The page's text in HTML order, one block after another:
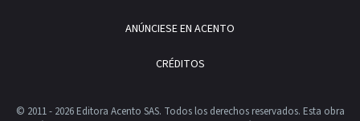
ANÚNCIESE EN ACENTO
CRÉDITOS
© 2011 - 2026 Editora Acento SAS. Todos los derechos reservados. Esta obra